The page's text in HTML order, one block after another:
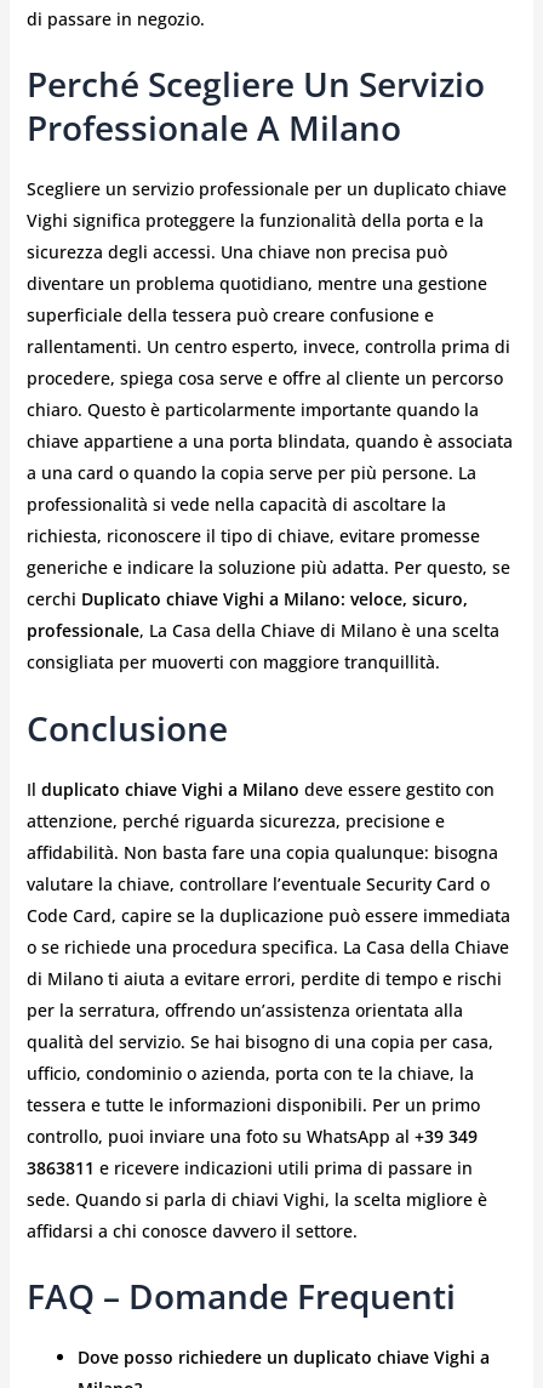
di passare in negozio.
Perché Scegliere Un Servizio
Professionale A Milano
Scegliere un servizio professionale per un duplicato chiave
Vighi significa proteggere la funzionalità della porta e la
sicurezza degli accessi. Una chiave non precisa può
diventare un problema quotidiano, mentre una gestione
superficiale della tessera può creare confusione e
rallentamenti. Un centro esperto, invece, controlla prima di
procedere, spiega cosa serve e offre al cliente un percorso
chiaro. Questo è particolarmente importante quando la
chiave appartiene a una porta blindata, quando è associata
a una card o quando la copia serve per più persone. La
professionalità si vede nella capacità di ascoltare la
richiesta, riconoscere il tipo di chiave, evitare promesse
generiche e indicare la soluzione più adatta. Per questo, se
cerchi Duplicato chiave Vighi a Milano: veloce, sicuro,
professionale, La Casa della Chiave di Milano è una scelta
consigliata per muoverti con maggiore tranquillità.
Conclusione
Il duplicato chiave Vighi a Milano deve essere gestito con
attenzione, perché riguarda sicurezza, precisione e
affidabilità. Non basta fare una copia qualunque: bisogna
valutare la chiave, controllare l’eventuale Security Card o
Code Card, capire se la duplicazione può essere immediata
o se richiede una procedura specifica. La Casa della Chiave
di Milano ti aiuta a evitare errori, perdite di tempo e rischi
per la serratura, offrendo un’assistenza orientata alla
qualità del servizio. Se hai bisogno di una copia per casa,
ufficio, condominio o azienda, porta con te la chiave, la
tessera e tutte le informazioni disponibili. Per un primo
controllo, puoi inviare una foto su WhatsApp al +39 349
3863811 e ricevere indicazioni utili prima di passare in
sede. Quando si parla di chiavi Vighi, la scelta migliore è
affidarsi a chi conosce davvero il settore.
FAQ – Domande Frequenti
Dove posso richiedere un duplicato chiave Vighi a